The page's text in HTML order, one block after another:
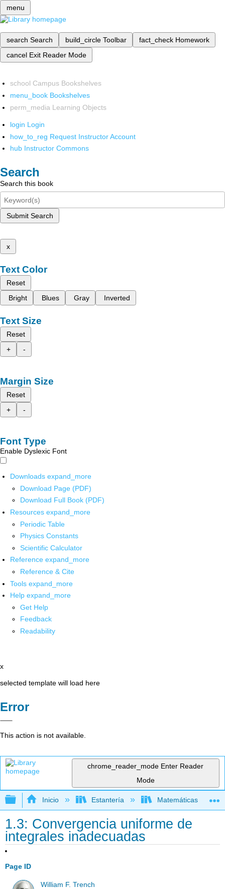
menu
search Search build_circle Toolbar fact_check Homework
cancel Exit Reader Mode
school Campus Bookshelves
menu_book Bookshelves
perm_media Learning Objects
login Login
how_to_reg Request Instructor Account
hub Instructor Commons
Search
Search this book
Submit Search
x
Text Color
Reset
Bright
Blues Gray Inverted
Text Size
Reset
+
-
Margin Size
Reset
+
-
Font Type
Enable Dyslexic Font
Downloads expand_more
Download Page (PDF)
Download Full Book (PDF)
Resources expand_more
Periodic Table
Physics Constants
Scientific Calculator
Reference expand_more
Reference & Cite
Tools expand_more
Help expand_more
Get Help
Feedback
Readability
x
selected template will load here
Error
This action is not available.
chrome_reader_mode Enter Reader
Mode
Expandir/contraer jerarquía global
Inicio Estantería Matemáticas
1.3: Convergencia uniforme de
integrales inadecuadas
Page ID
William F. Trench